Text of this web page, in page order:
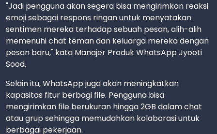
"Jadi pengguna akan segera bisa mengirimkan reaksi
emoji sebagai respons ringan untuk menyatakan
sentimen mereka terhadap sebuah pesan, alih-alih
memenuhi chat teman dan keluarga mereka dengan
pesan baru," kata Manajer Produk WhatsApp Jyooti
Sood.
Selain itu, WhatsApp juga akan meningkatkan
kapasitas fitur berbagi file. Pengguna bisa
mengirimkan file berukuran hingga 2GB dalam chat
atau grup sehingga memudahkan kolaborasi untuk
berbagai pekerjaan.